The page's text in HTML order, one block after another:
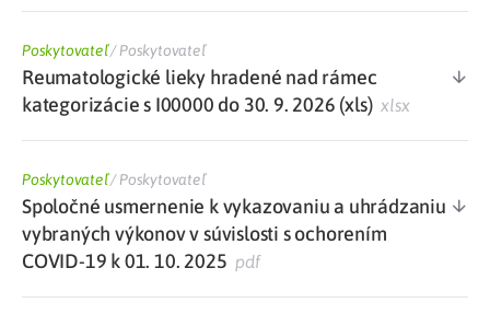
Poskytovateľ/Poskytovateľ
Reumatologické lieky hradené nad rámec
kategorizácie s I00000 do 30. 9. 2026 (xls)xlsx
Poskytovateľ/Poskytovateľ
Spoločné usmernenie k vykazovaniu a uhrádzaniu
vybraných výkonov v súvislosti s ochorením
COVID-19 k 01. 10. 2025 pdf